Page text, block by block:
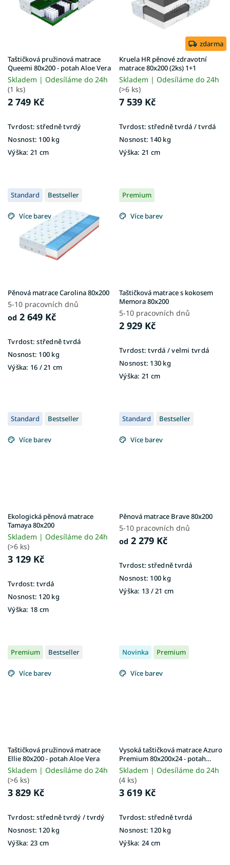
u
k
t
ů
Taštičková pružinová matrace
Queemi 80x200 - potah Aloe Vera
Skladem | Odesíláme do 24h
(1 ks)
2 749 Kč
Tvrdost: středně tvrdý
Nosnost: 100 kg
Výška: 21 cm
zdarma
Kruela HR pěnové zdravotní
matrace 80x200 (2ks) 1+1
Skladem | Odesíláme do 24h
(>6 ks)
7 539 Kč
Tvrdost: středně tvrdá / tvrdá
Nosnost: 140 kg
Výška: 21 cm
Standard Bestseller
Více barev
Pěnová matrace Carolina 80x200
5-10 pracovních dnů
od 2 649 Kč
Tvrdost: středně tvrdá
Nosnost: 100 kg
Výška: 16 / 21 cm
Premium
Více barev
Taštičková matrace s kokosem
Memora 80x200
5-10 pracovních dnů
2 929 Kč
Tvrdost: tvrdá / velmi tvrdá
Nosnost: 130 kg
Výška: 21 cm
Standard Bestseller
Více barev
Ekologická pěnová matrace
Tamaya 80x200
Skladem | Odesíláme do 24h
(>6 ks)
3 129 Kč
Tvrdost: tvrdá
Nosnost: 120 kg
Výška: 18 cm
Standard Bestseller
Více barev
Pěnová matrace Brave 80x200
5-10 pracovních dnů
od 2 279 Kč
Tvrdost: středně tvrdá
Nosnost: 100 kg
Výška: 13 / 21 cm
Premium Bestseller
Více barev
Taštičková pružinová matrace
Ellie 80x200 - potah Aloe Vera
Skladem | Odesíláme do 24h
(>6 ks)
3 829 Kč
Tvrdost: středně tvrdý / tvrdý
Nosnost: 120 kg
Výška: 23 cm
Novinka Premium
Více barev
Vysoká taštičková matrace Azuro
Premium 80x200x24 - potah
Exclusive Premium
Skladem | Odesíláme do 24h
(4 ks)
3 619 Kč
Tvrdost: středně tvrdá
Nosnost: 120 kg
Výška: 24 cm